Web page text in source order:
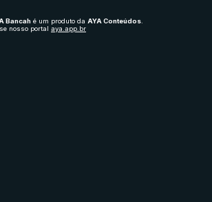
Bancah é um produto da AYA Conteúdos
nosso portal aya.app.br